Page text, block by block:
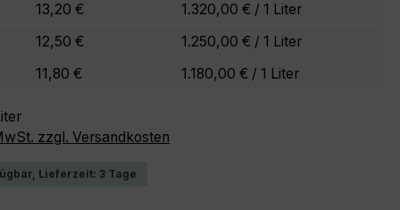
13,20 €
1.320,00 € / 1 Liter
12,50 €
1.250,00 € / 1 Liter
11,80 € 1.180,00 € / 1 Liter
zzgl. Versandkosten
Lieferzeit: 3 Tage